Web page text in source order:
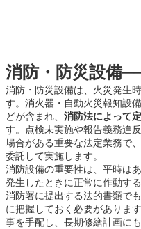
消防・防災設備
消防・防災設備は、火災発生
す。消火器・自動火災報知設
どが含まれ、 消防法によって
す。点検未実施や報告義務違
場合がある重要な法定業務で
委託して実施します。
消防設備の重要性は、平時は
発生したときに正常に作動す
消防署に提出する法的書類で
に把握しておく必要がありま
事を手配し、長期修繕計画に